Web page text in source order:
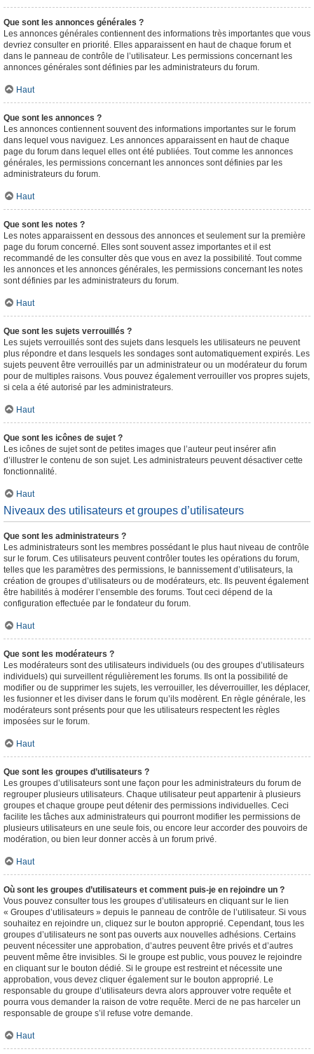
Que sont les annonces générales ?
Les annonces générales contiennent des informations très importantes que vous
devriez consulter en priorité. Elles apparaissent en haut de chaque forum et
dans le panneau de contrôle de l’utilisateur. Les permissions concernant les
annonces générales sont définies par les administrateurs du forum.
Haut
Que sont les annonces ?
Les annonces contiennent souvent des informations importantes sur le forum
dans lequel vous naviguez. Les annonces apparaissent en haut de chaque
page du forum dans lequel elles ont été publiées. Tout comme les annonces
générales, les permissions concernant les annonces sont définies par les
administrateurs du forum.
Haut
Que sont les notes ?
Les notes apparaissent en dessous des annonces et seulement sur la première
page du forum concerné. Elles sont souvent assez importantes et il est
recommandé de les consulter dès que vous en avez la possibilité. Tout comme
les annonces et les annonces générales, les permissions concernant les notes
sont définies par les administrateurs du forum.
Haut
Que sont les sujets verrouillés ?
Les sujets verrouillés sont des sujets dans lesquels les utilisateurs ne peuvent
plus répondre et dans lesquels les sondages sont automatiquement expirés. Les
sujets peuvent être verrouillés par un administrateur ou un modérateur du forum
pour de multiples raisons. Vous pouvez également verrouiller vos propres sujets,
si cela a été autorisé par les administrateurs.
Haut
Que sont les icônes de sujet ?
Les icônes de sujet sont de petites images que l’auteur peut insérer afin
d’illustrer le contenu de son sujet. Les administrateurs peuvent désactiver cette
fonctionnalité.
Haut
Niveaux des utilisateurs et groupes d’utilisateurs
Que sont les administrateurs ?
Les administrateurs sont les membres possédant le plus haut niveau de contrôle
sur le forum. Ces utilisateurs peuvent contrôler toutes les opérations du forum,
telles que les paramètres des permissions, le bannissement d’utilisateurs, la
création de groupes d’utilisateurs ou de modérateurs, etc. Ils peuvent également
être habilités à modérer l’ensemble des forums. Tout ceci dépend de la
configuration effectuée par le fondateur du forum.
Haut
Que sont les modérateurs ?
Les modérateurs sont des utilisateurs individuels (ou des groupes d’utilisateurs
individuels) qui surveillent régulièrement les forums. Ils ont la possibilité de
modifier ou de supprimer les sujets, les verrouiller, les déverrouiller, les déplacer,
les fusionner et les diviser dans le forum qu’ils modèrent. En règle générale, les
modérateurs sont présents pour que les utilisateurs respectent les règles
imposées sur le forum.
Haut
Que sont les groupes d’utilisateurs ?
Les groupes d’utilisateurs sont une façon pour les administrateurs du forum de
regrouper plusieurs utilisateurs. Chaque utilisateur peut appartenir à plusieurs
groupes et chaque groupe peut détenir des permissions individuelles. Ceci
facilite les tâches aux administrateurs qui pourront modifier les permissions de
plusieurs utilisateurs en une seule fois, ou encore leur accorder des pouvoirs de
modération, ou bien leur donner accès à un forum privé.
Haut
Où sont les groupes d’utilisateurs et comment puis-je en rejoindre un ?
Vous pouvez consulter tous les groupes d’utilisateurs en cliquant sur le lien
« Groupes d’utilisateurs » depuis le panneau de contrôle de l’utilisateur. Si vous
souhaitez en rejoindre un, cliquez sur le bouton approprié. Cependant, tous les
groupes d’utilisateurs ne sont pas ouverts aux nouvelles adhésions. Certains
peuvent nécessiter une approbation, d’autres peuvent être privés et d’autres
peuvent même être invisibles. Si le groupe est public, vous pouvez le rejoindre
en cliquant sur le bouton dédié. Si le groupe est restreint et nécessite une
approbation, vous devez cliquer également sur le bouton approprié. Le
responsable du groupe d’utilisateurs devra alors approuver votre requête et
pourra vous demander la raison de votre requête. Merci de ne pas harceler un
responsable de groupe s’il refuse votre demande.
Haut